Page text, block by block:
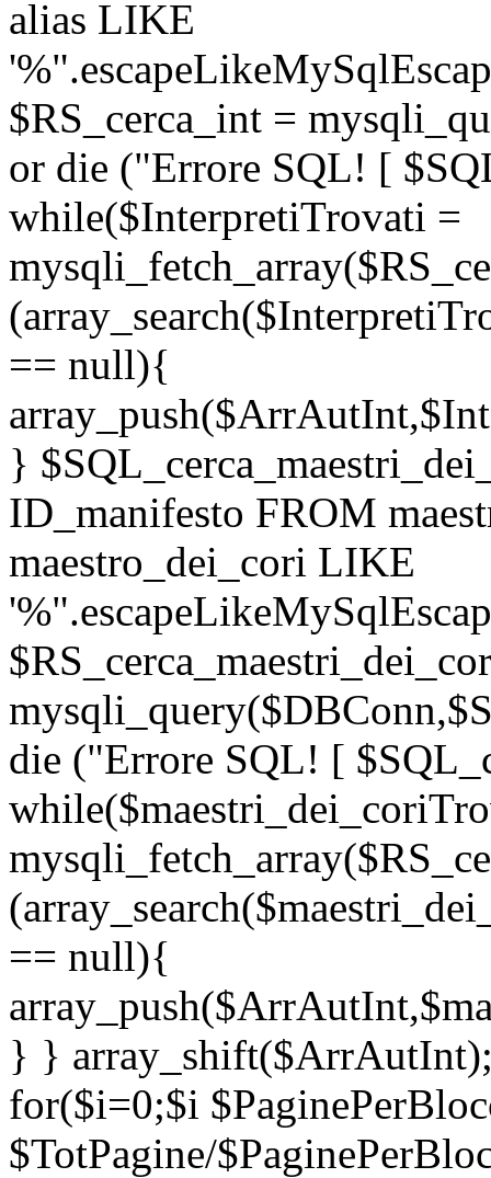
alias LIKE
$RS_cerca_int =
or die ("Errore SQL! [
while($InterpretiTrovati =
== null){
}
ID_manifesto FROM
maestro_dei_cori LIKE
die ("Errore SQL! [
== null){
} }
for($i=0;$i
$TotPagine/